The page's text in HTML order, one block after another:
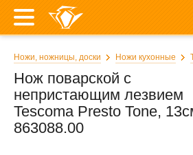
Ножи, ножницы, доски Ножи кухонные
Нож поварской с
непристающим лезвием
Tescoma Presto Tone,
863088.00